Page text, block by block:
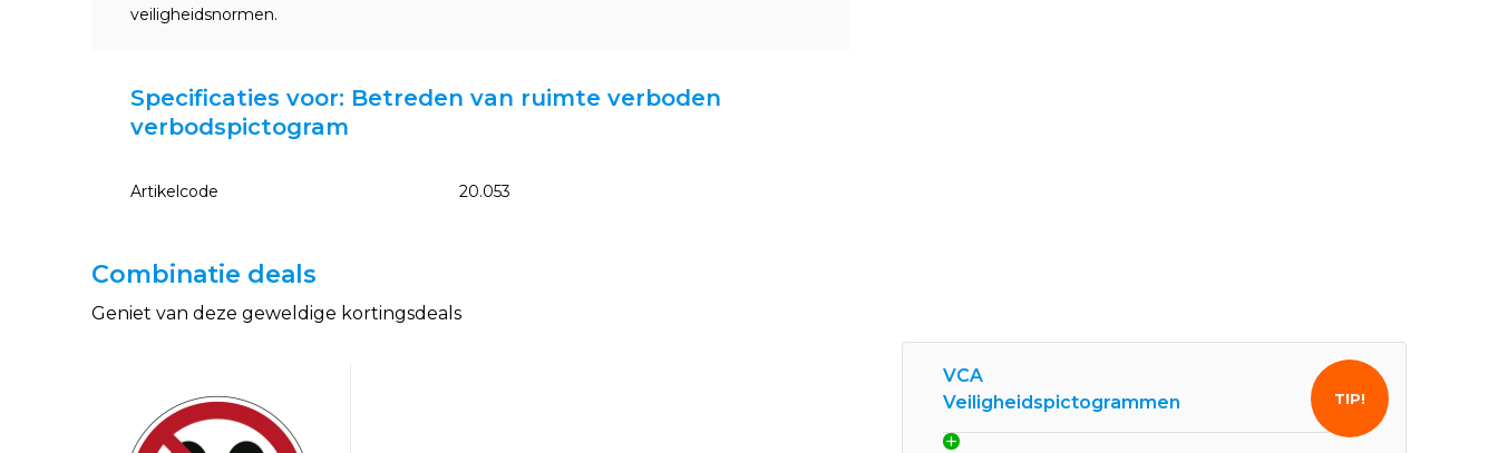
veiligheidsnormen.
Specificaties voor: Betreden van ruimte verboden
verbodspictogram
Artikelcode 20.053
Combinatie deals
Geniet van deze geweldige kortingsdeals
VCA
Veiligheidspictogrammen
TIP!